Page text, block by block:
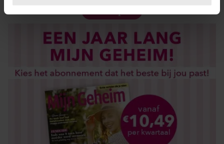
intrekken in de Cookieverklaring.
We gebruiken cookies om content en advertenties te
personaliseren, om functies voor social media te bieden
en om ons websiteverkeer te analyseren. Ook delen we
informatie over uw gebruik van onze site met onze
partners voor social media, adverteren en analyse. Deze
partners kunnen deze gegevens combineren met andere
informatie die u aan ze heeft verstrekt of die ze hebben
verzameld op basis van uw gebruik van hun services. U
gaat akkoord met onze cookies als u onze website blijft